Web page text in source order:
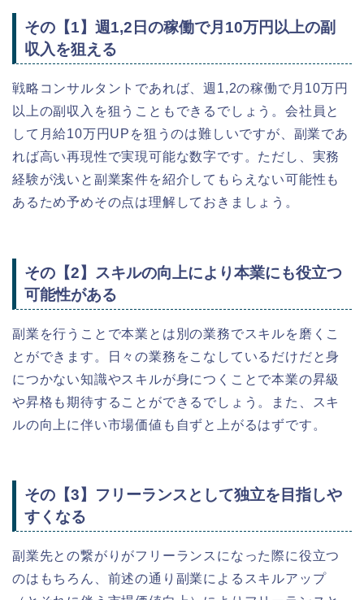
その【1】週1,2日の稼働で月10万円以上の副
収入を狙える
戦略コンサルタントであれば、週1,2の稼働で月10万円
以上の副収入を狙うこともできるでしょう。会社員と
して月給10万円UPを狙うのは難しいですが、副業であ
れば高い再現性で実現可能な数字です。ただし、実務
経験が浅いと副業案件を紹介してもらえない可能性も
あるため予めその点は理解しておきましょう。
その【2】スキルの向上により本業にも役立つ
可能性がある
副業を行うことで本業とは別の業務でスキルを磨くこ
とができます。日々の業務をこなしているだけだと身
につかない知識やスキルが身につくことで本業の昇級
や昇格も期待することができるでしょう。また、スキ
ルの向上に伴い市場価値も自ずと上がるはずです。
その【3】フリーランスとして独立を目指しや
すくなる
副業先との繋がりがフリーランスになった際に役立つ
のはもちろん、前述の通り副業によるスキルアップ